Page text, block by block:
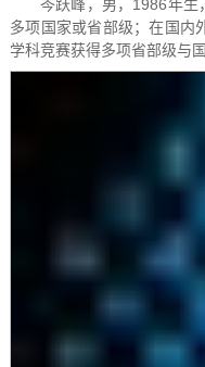
岑跃峰，男，1986年生
多项国家或省部级；在国内
学科竞赛获得多项省部级与